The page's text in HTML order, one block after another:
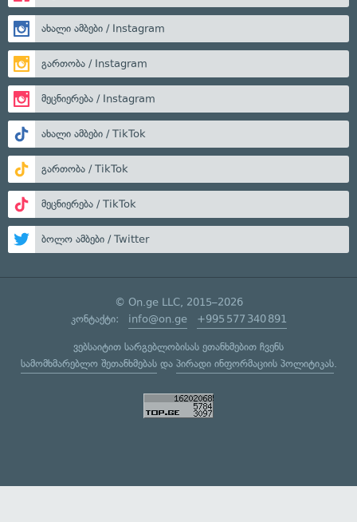
ახალი ამბები / Instagram
გართობა / Instagram
მეცნიერება / Instagram
ახალი ამბები / TikTok
გართობა / TikTok
მეცნიერება / TikTok
ბოლო ამბები / Twitter
© On.ge LLC, 2015–2026
კონტაქტი: info@on.ge +995 577 340 891
ვებსაიტით სარგებლობისას ეთანხმებით ჩვენს
სამომხმარებლო შეთანხმებასდა პირადი ინფორმაციის პოლიტიკას.